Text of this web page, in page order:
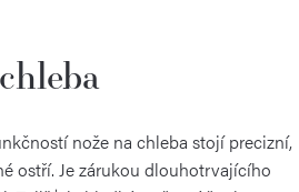
nože na chleba stojí precizní,
ostří. Je zárukou dlouhotrvajícího